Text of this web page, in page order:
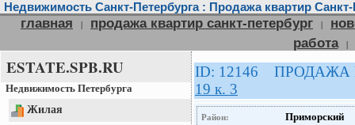
Недвижимость Санкт-Петербурга : Продажа квартир Санкт-
главная | продажа квартир санкт-петербург |
работа
|
ESTATE.SPB.RU
Недвижимость Петербурга
Жилая
ID: 12146
19 к. 3
Район: Приморский